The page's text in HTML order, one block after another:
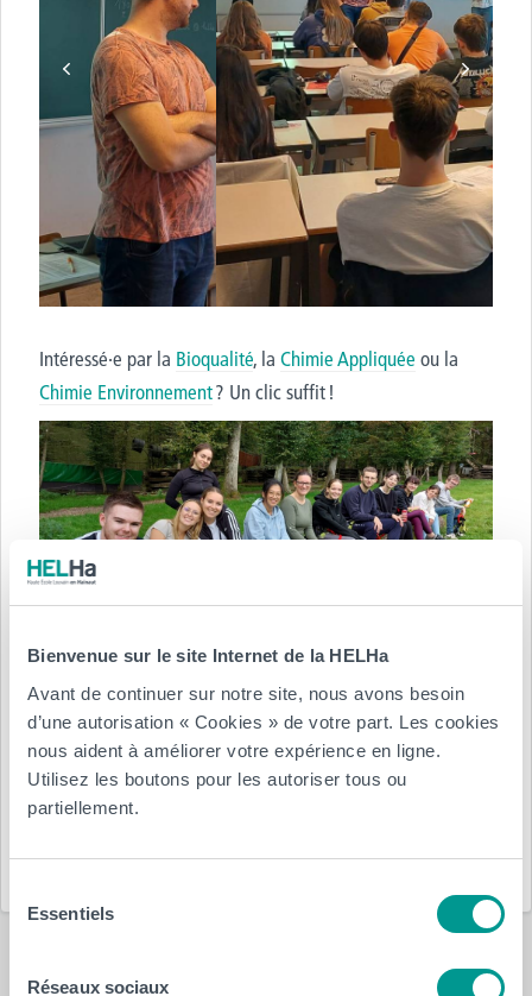
Bienvenue sur le site Internet de la HELHa
Avant de continuer sur notre site, nous avons besoin
d’une autorisation « Cookies » de votre part. Les cookies
nous aident à améliorer votre expérience en ligne.
Utilisez les boutons pour les autoriser tous ou
partiellement.
du Essentiels
Réseaux sociaux
Intéressé·e par la Bioqualité, la Chimie Appliquée ou la
Chimie Environnement? Un clic suffit !
Posté le :
9 octobre 2023parHELHa
Département(s) :